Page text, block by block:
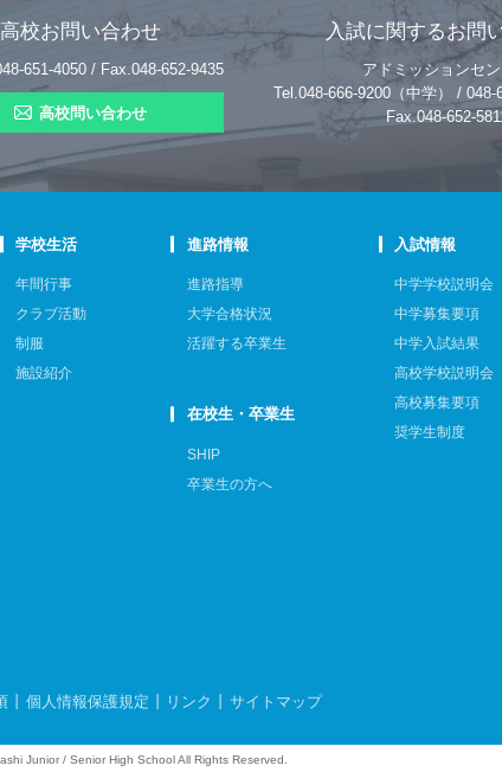
高校お問い合わせ
651-4050 / Fax.048-652-9435
高校問い合わせ
入試に関するお問
アドミッションセ
Tel.048-666-9200（中学） /
Fax.048-652-
学校生活
年間行事
クラブ活動
制服
施設紹介
進路情報
進路指導
大学合格状況
活躍する卒業生
在校生・卒業生
SHIP
卒業生の方へ
入試情報
中学学校説明会
中学募集要項
中学入試結果
高校学校説明会
高校募集要項
奨学生制度
個人情報保護規定 リンク サイトマップ
Junior / Senior High School All Rights Reserved.